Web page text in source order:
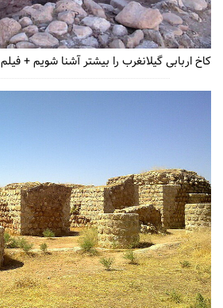
کاخ اربابی گیلانغرب را بیشتر آشنا شویم + فیلم